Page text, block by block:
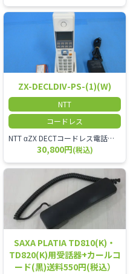
ZX-DECLDIV-PS-(1)(W)
NTT
コードレス
NTT αZX DECTコードレス電話機(ダイバーシティ方式)
30,800円(税込)
SAXA PLATIA TD810(K)・
TD820(K)用受話器+カールコ
ード(黒)送料550円(税込）